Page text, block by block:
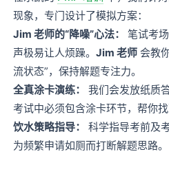
现象，专门设计了模拟方案：
Jim 老师的“降噪”心法：
笔试考
声极易让人烦躁。 Jim 老师会教
流状态”，保持解题专注力。
全真涂卡演练：
我们会发放纸质
考试中必须包含涂卡环节，帮你
饮水策略指导：
科学指导考前及
为频繁申请如厕而打断解题思路。